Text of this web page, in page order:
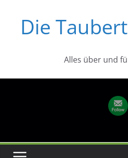
springenDie
Alles über und